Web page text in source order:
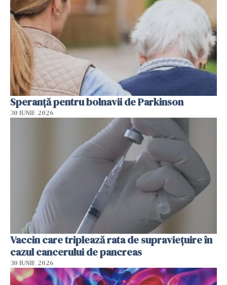
Speranță pentru bolnavii de Parkinson
30 IUNIE 2026
Vaccin care triplează rata de supraviețuire în
cazul cancerului de pancreas
30 IUNIE 2026